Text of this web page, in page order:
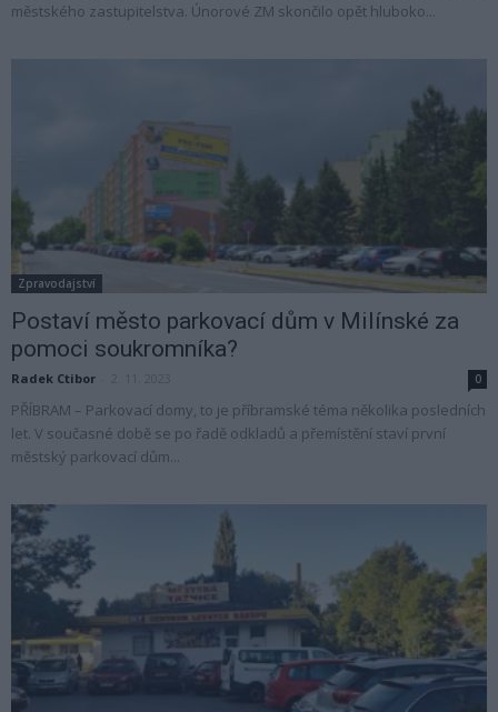
městského zastupitelstva. Únorové ZM skončilo opět hluboko...
Zpravodajství
Postaví město parkovací dům v Milínské za
pomoci soukromníka?
Radek Ctibor 0
PŘÍBRAM – Parkovací domy, to je příbramské téma několika posledních
let. V současné době se po řadě odkladů a přemístění staví první
městský parkovací dům...